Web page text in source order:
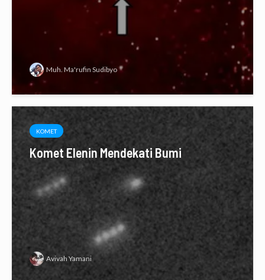
Muh. Ma'rufin Sudibyo
KOMET
Komet Elenin Mendekati Bumi
Avivah Yamani